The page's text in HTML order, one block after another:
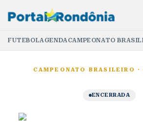
FUTEBOLAGENDACAMPEONATO
CAMPEONATO BRASILEIRO ·
ENCERRADA